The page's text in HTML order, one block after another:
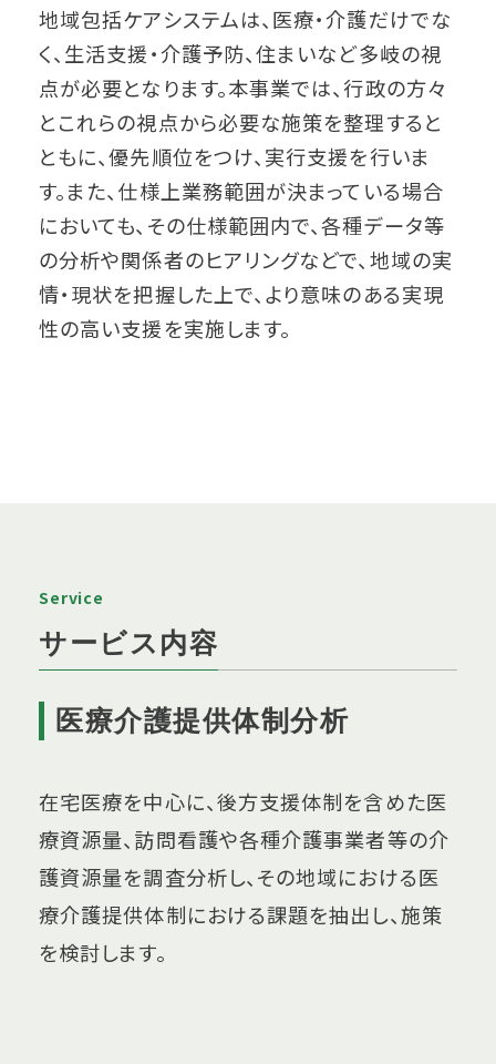
地域包括ケアシステムは、医療・介護だけでな
く、生活支援・介護予防、住まいなど多岐の視
点が必要となります。本事業では、行政の方々
とこれらの視点から必要な施策を整理すると
ともに、優先順位をつけ、実行支援を行いま
す。また、仕様上業務範囲が決まっている場合
においても、その仕様範囲内で、各種データ等
の分析や関係者のヒアリングなどで、地域の実
情・現状を把握した上で、より意味のある実現
性の高い支援を実施します。
Service
サービス内容
医療介護提供体制分析
在宅医療を中心に、後方支援体制を含めた医
療資源量、訪問看護や各種介護事業者等の介
護資源量を調査分析し、その地域における医
療介護提供体制における課題を抽出し、施策
を検討します。